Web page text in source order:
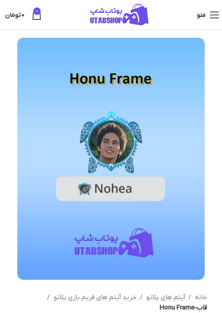
منو 0
0تومان
خانه آیتم های پلاتو
خرید آیتم های فریم بازی پلاتو
قاب-Honu Frame